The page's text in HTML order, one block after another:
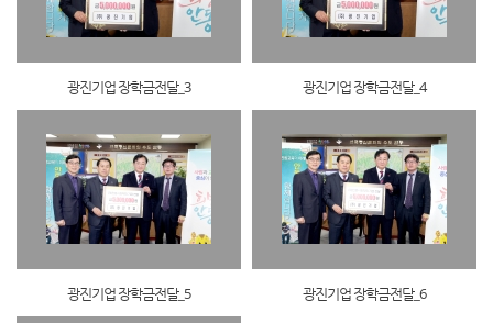
광진기업 장학금전달_3 광진기업 장학금전달_4
광진기업 장학금전달_5 광진기업 장학금전달_6